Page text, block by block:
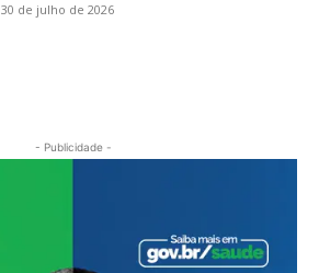
30 de julho de 2026
- Publicidade -